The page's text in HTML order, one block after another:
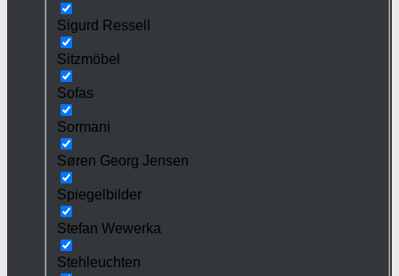
Sigurd Ressell
Sitzmöbel
Sofas
Sormani
Søren Georg Jensen
Spiegelbilder
Stefan Wewerka
Stehleuchten